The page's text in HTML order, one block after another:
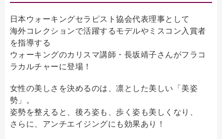
日本ウォーキングセラピスト協会代表理事として
海外コレクションで活躍するモデルやミスコン入賞者
を指導する
ウォーキングのカリスマ講師・長坂靖子さんがフラコ
ラカルチャーに登場！
女性の美しさを決めるのは、凛とした美しい「美姿
勢」。
姿勢を整えると、後ろ姿も、歩く姿も美しくなり、
さらに、アンチエイジングにも効果あり！